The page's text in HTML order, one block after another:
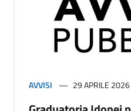
AVVISI 29 APRILE 2026